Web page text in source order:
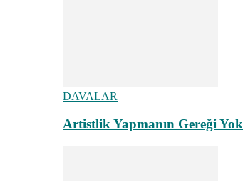
DAVALAR
Artistlik Yapmanın Gereği Yok